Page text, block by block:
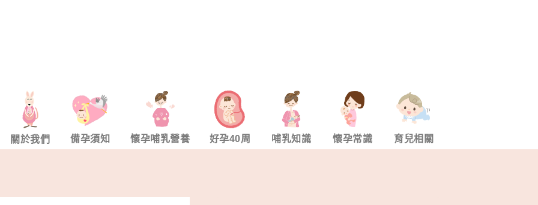
關於我們 備孕須知 懷孕哺乳營養 好孕40周 哺乳知識 懷孕常識 育兒相關